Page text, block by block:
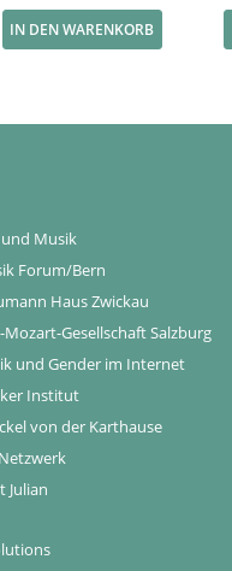
IN DEN WARENKORB
Musik
Forum/Bern
Haus Zwickau
Gesellschaft Salzburg
und Gender im Internet
Institut
von der Karthause
Julian